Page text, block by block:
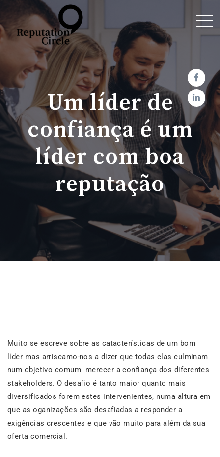
Um líder de
confiança é um
líder com boa
reputação
Muito se escreve sobre as catacterísticas de um bom
líder mas arriscamo-nos a dizer que todas elas culminam
num objetivo comum: merecer a confiança dos diferentes
stakeholders. O desafio é tanto maior quanto mais
diversificados forem estes intervenientes, numa altura em
que as oganizações são desafiadas a responder a
exigências crescentes e que vão muito para além da sua
oferta comercial.